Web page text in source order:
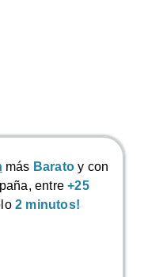
más Barato y con
entre+25
2 minutos!